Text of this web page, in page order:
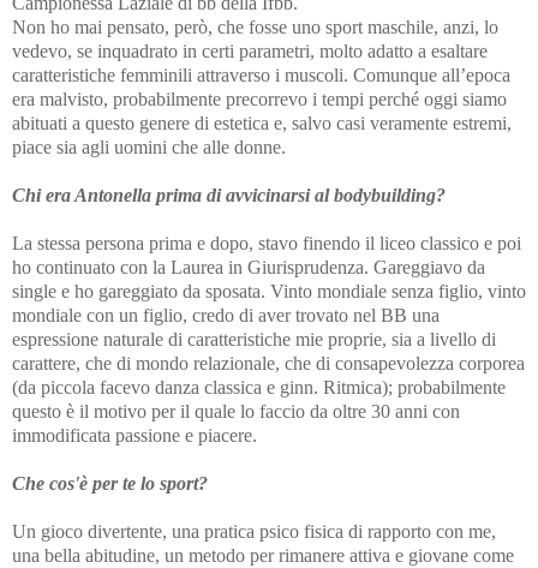
Non ho mai pensato, però, che fosse uno sport maschile, anzi, lo
vedevo, se inquadrato in certi parametri, molto adatto a esaltare
caratteristiche femminili attraverso i muscoli. Comunque all’epoca
era malvisto, probabilmente precorrevo i tempi perché oggi siamo
abituati a questo genere di estetica e, salvo casi veramente estremi,
piace sia agli uomini che alle donne.
Chi era Antonella prima di avvicinarsi al bodybuilding?
La stessa persona prima e dopo, stavo finendo il liceo classico e poi
ho continuato con la Laurea in Giurisprudenza. Gareggiavo da
single e ho gareggiato da sposata. Vinto mondiale senza figlio, vinto
mondiale con un figlio, credo di aver trovato nel BB una
espressione naturale di caratteristiche mie proprie, sia a livello di
carattere, che di mondo relazionale, che di consapevolezza corporea
(da piccola facevo danza classica e ginn. Ritmica); probabilmente
questo è il motivo per il quale lo faccio da oltre 30 anni con
immodificata passione e piacere.
Che cos'è per te lo sport?
Un gioco divertente, una pratica psico fisica di rapporto con me,
una bella abitudine, un metodo per rimanere attiva e giovane come